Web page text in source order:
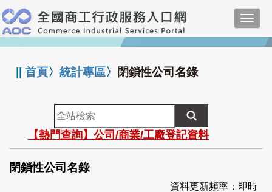
跳
到
主
要
:::
||首頁〉統計專區〉 閉鎖性公司名錄
全
站
檢
索
【熱門查詢】公司/商業/工廠登記資料
閉鎖性公司名錄
資料更新頻率：即時